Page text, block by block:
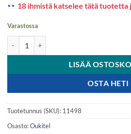
18 ihmistä katselee tätä tuotetta
Varastossa
LISÄÄ
OSTA HETI
Tuotetunnus (SKU): 11498
Osasto:Oukitel